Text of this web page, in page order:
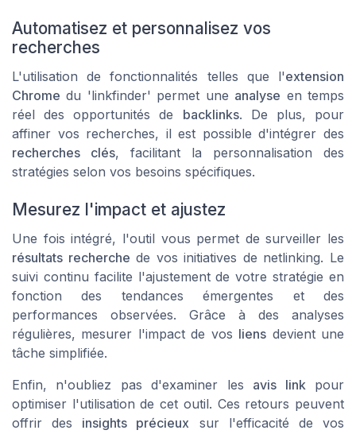
Automatisez et personnalisez vos
recherches
L'utilisation de fonctionnalités telles que l'extension
Chrome du 'linkfinder' permet une analyse en temps
réel des opportunités de backlinks. De plus, pour
affiner vos recherches, il est possible d'intégrer des
recherches clés, facilitant la personnalisation des
stratégies selon vos besoins spécifiques.
Mesurez l'impact et ajustez
Une fois intégré, l'outil vous permet de surveiller les
résultats recherche de vos initiatives de netlinking. Le
suivi continu facilite l'ajustement de votre stratégie en
fonction des tendances émergentes et des
performances observées. Grâce à des analyses
régulières, mesurer l'impact de vos liens devient une
tâche simplifiée.
Enfin, n'oubliez pas d'examiner les avis linkpour
optimiser l'utilisation de cet outil. Ces retours peuvent
offrir des insights précieux sur l'efficacité de vos